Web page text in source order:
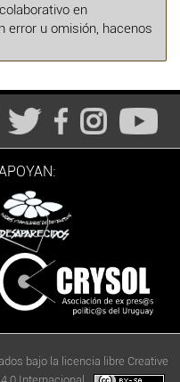
en
error u omisión, hacenos
bajo la licencia libre Creative